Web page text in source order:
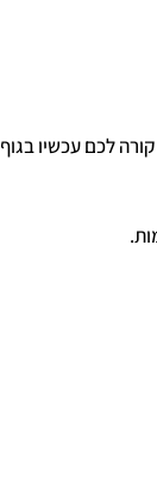
לכם עכשיו בגוף